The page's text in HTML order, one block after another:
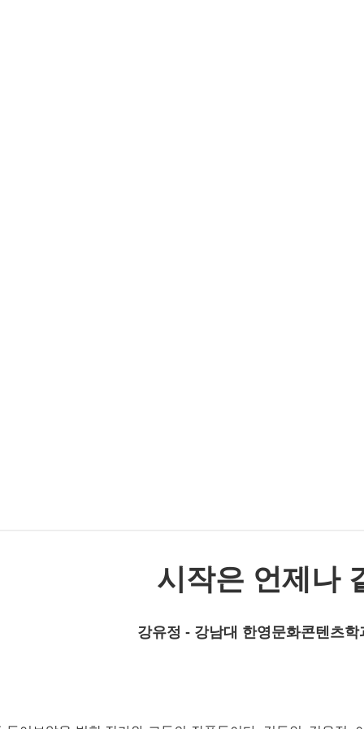
시작은 언제나
강유정 - 강남대 한영문화콘텐츠학